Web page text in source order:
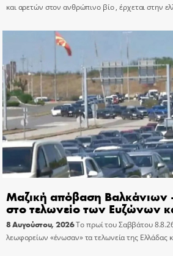
και αρετών στον ανθρώπινο βίο , έρχεται στην
Μαζική απόβαση Βαλκάνιων
στο τελωνείο των Ευζώνων
8 Αυγούστου, 2026Το πρωί του Σαββάτου
λεωφορείων «ένωσαν» τα τελωνεία της Ελλάδας